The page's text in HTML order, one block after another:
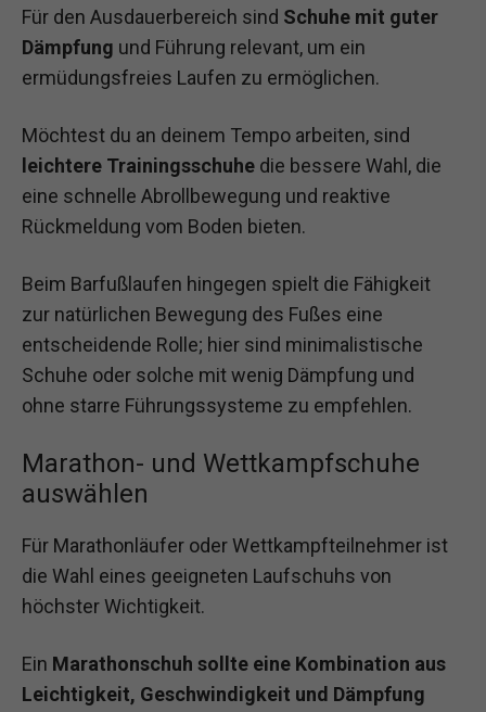
Für den Ausdauerbereich sind Schuhe mit guter
Dämpfung und Führung relevant, um ein
ermüdungsfreies Laufen zu ermöglichen.
Möchtest du an deinem Tempo arbeiten, sind
leichtere Trainingsschuhe die bessere Wahl, die
eine schnelle Abrollbewegung und reaktive
Rückmeldung vom Boden bieten.
Beim Barfußlaufen hingegen spielt die Fähigkeit
zur natürlichen Bewegung des Fußes eine
entscheidende Rolle; hier sind minimalistische
Schuhe oder solche mit wenig Dämpfung und
ohne starre Führungssysteme zu empfehlen.
Marathon- und Wettkampfschuhe
auswählen
Für Marathonläufer oder Wettkampfteilnehmer ist
die Wahl eines geeigneten Laufschuhs von
höchster Wichtigkeit.
Ein Marathonschuh sollte eine Kombination aus
Leichtigkeit, Geschwindigkeit und Dämpfung